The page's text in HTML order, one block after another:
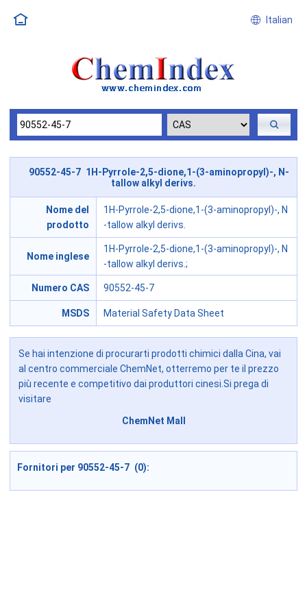
Italian
90552-45-7 1H-Pyrrole-2,5-dione,1-(3-aminopropyl)-, N-
tallow alkyl derivs.
Nome del
prodotto
1H-Pyrrole-2,5-dione,1-(3-aminopropyl)-, N
-tallow alkyl derivs.
Nome inglese
1H-Pyrrole-2,5-dione,1-(3-aminopropyl)-, N
-tallow alkyl derivs.;
Numero CAS 90552-45-7
MSDS Material Safety Data Sheet
Se hai intenzione di procurarti prodotti chimici dalla Cina, vai
al centro commerciale ChemNet, otterremo per te il prezzo
più recente e competitivo dai produttori cinesi.Si prega di
visitare
ChemNet Mall
Fornitori per 90552-45-7 (0):